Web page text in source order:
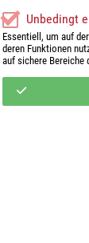
Unbedingt
Essentiell, um auf
deren Funktionen
auf sichere Bereiche